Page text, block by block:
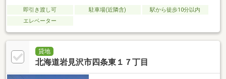
即引き渡し可 駐車場(近隣含)
駅から徒歩10分以内
エレベーター
貸地
北海道岩見沢市四条東１７丁目